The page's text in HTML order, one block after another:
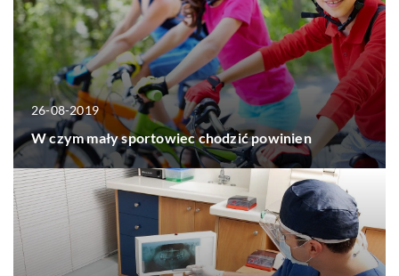
26-08-2019
W czym mały sportowiec chodzić powinien